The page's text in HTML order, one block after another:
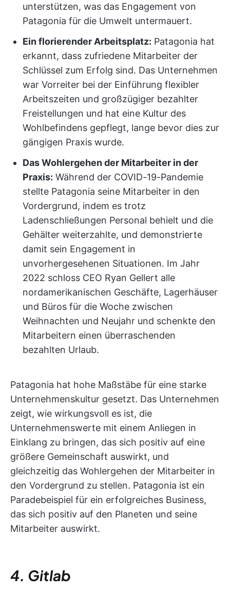
unterstützen, was das Engagement von
Patagonia für die Umwelt untermauert.
Ein florierender Arbeitsplatz: Patagonia hat
erkannt, dass zufriedene Mitarbeiter der
Schlüssel zum Erfolg sind. Das Unternehmen
war Vorreiter bei der Einführung flexibler
Arbeitszeiten und großzügiger bezahlter
Freistellungen und hat eine Kultur des
Wohlbefindens gepflegt, lange bevor dies zur
gängigen Praxis wurde.
Das Wohlergehen der Mitarbeiter in der
Praxis: Während der COVID-19-Pandemie
stellte Patagonia seine Mitarbeiter in den
Vordergrund, indem es trotz
Ladenschließungen Personal behielt und die
Gehälter weiterzahlte, und demonstrierte
damit sein Engagement in
unvorhergesehenen Situationen. Im Jahr
2022 schloss CEO Ryan Gellert alle
nordamerikanischen Geschäfte, Lagerhäuser
und Büros für die Woche zwischen
Weihnachten und Neujahr und schenkte den
Mitarbeitern einen überraschenden
bezahlten Urlaub.
Patagonia hat hohe Maßstäbe für eine starke
Unternehmenskultur gesetzt. Das Unternehmen
zeigt, wie wirkungsvoll es ist, die
Unternehmenswerte mit einem Anliegen in
Einklang zu bringen, das sich positiv auf eine
größere Gemeinschaft auswirkt, und
gleichzeitig das Wohlergehen der Mitarbeiter in
den Vordergrund zu stellen. Patagonia ist ein
Paradebeispiel für ein erfolgreiches Business,
das sich positiv auf den Planeten und seine
Mitarbeiter auswirkt.
4. Gitlab